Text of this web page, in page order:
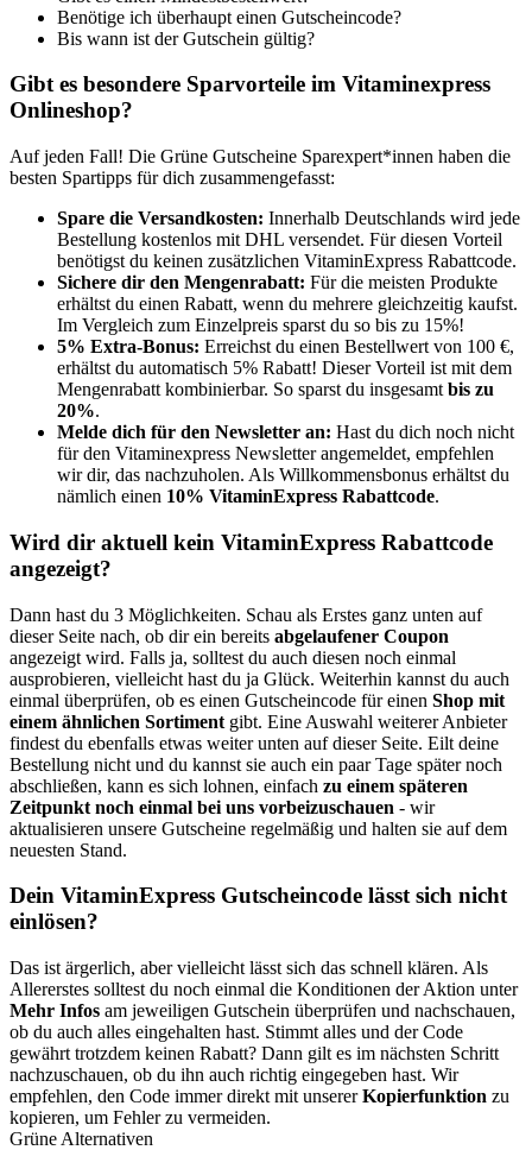
Benötige ich überhaupt einen Gutscheincode?
Bis wann ist der Gutschein gültig?
Gibt es besondere Sparvorteile im Vitaminexpress
Onlineshop?
Auf jeden Fall! Die Grüne Gutscheine Sparexpert*innen haben die
besten Spartipps für dich zusammengefasst:
Spare die Versandkosten: Innerhalb Deutschlands wird jede
Bestellung kostenlos mit DHL versendet. Für diesen Vorteil
benötigst du keinen zusätzlichen VitaminExpress Rabattcode.
Sichere dir den Mengenrabatt: Für die meisten Produkte
erhältst du einen Rabatt, wenn du mehrere gleichzeitig kaufst.
Im Vergleich zum Einzelpreis sparst du so bis zu 15%!
5% Extra-Bonus: Erreichst du einen Bestellwert von 100 €,
erhältst du automatisch 5% Rabatt! Dieser Vorteil ist mit dem
Mengenrabatt kombinierbar. So sparst du insgesamt bis zu
20%.
Melde dich für den Newsletter an: Hast du dich noch nicht
für den Vitaminexpress Newsletter angemeldet, empfehlen
wir dir, das nachzuholen. Als Willkommensbonus erhältst du
nämlich einen 10% VitaminExpress Rabattcode.
Wird dir aktuell kein VitaminExpress Rabattcode
angezeigt?
Dann hast du 3 Möglichkeiten. Schau als Erstes ganz unten auf
dieser Seite nach, ob dir ein bereits abgelaufener Coupon
angezeigt wird. Falls ja, solltest du auch diesen noch einmal
ausprobieren, vielleicht hast du ja Glück. Weiterhin kannst du auch
einmal überprüfen, ob es einen Gutscheincode für einen Shop mit
einem ähnlichen Sortiment gibt. Eine Auswahl weiterer Anbieter
findest du ebenfalls etwas weiter unten auf dieser Seite. Eilt deine
Bestellung nicht und du kannst sie auch ein paar Tage später noch
abschließen, kann es sich lohnen, einfach zu einem späteren
Zeitpunkt noch einmal bei uns vorbeizuschauen - wir
aktualisieren unsere Gutscheine regelmäßig und halten sie auf dem
neuesten Stand.
Dein VitaminExpress Gutscheincode lässt sich nicht
einlösen?
Das ist ärgerlich, aber vielleicht lässt sich das schnell klären. Als
Allererstes solltest du noch einmal die Konditionen der Aktion unter
Mehr Infos am jeweiligen Gutschein überprüfen und nachschauen,
ob du auch alles eingehalten hast. Stimmt alles und der Code
gewährt trotzdem keinen Rabatt? Dann gilt es im nächsten Schritt
nachzuschauen, ob du ihn auch richtig eingegeben hast. Wir
empfehlen, den Code immer direkt mit unsererKopierfunktion zu
kopieren, um Fehler zu vermeiden.
Grüne Alternativen